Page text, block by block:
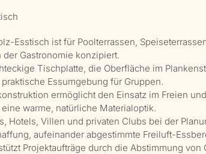
Esstisch ist für Poolterrassen,
Gastronomie konzipiert.
Tischplatte, die Oberfläche im
Essumgebung für Gruppen.
ermöglicht den Einsatz im Freien
warme, natürliche Materialoptik.
Hotels, Villen und privaten Clubs bei der
aufeinander abgestimmte Freiluft-
Projektaufträge durch die Abstimmung von